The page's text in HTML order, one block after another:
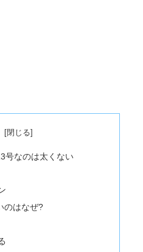
号なのは太くない
のはなぜ?